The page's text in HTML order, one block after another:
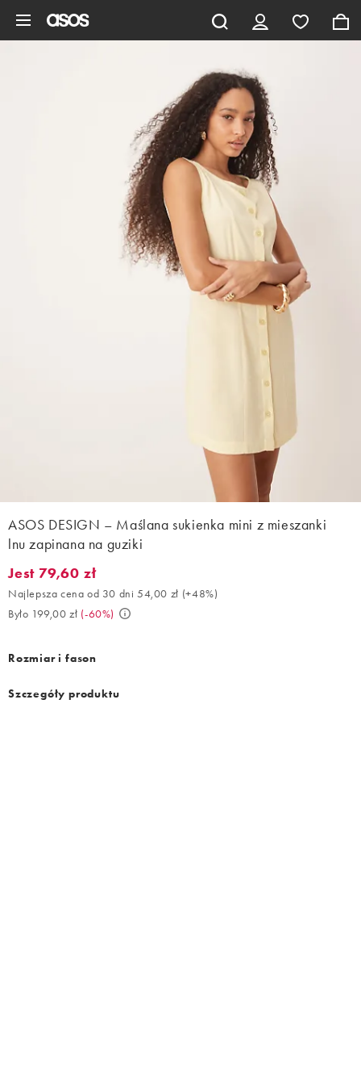
ASOS DESIGN – Maślana sukienka mini z mieszanki
lnu zapinana na guziki
Jest 79,60 zł. Najlepsza cena od 30 dni 54,00 zł (+48%). Było
Jest 79,60 zł
Najlepsza cena od 30 dni 54,00 zł (+48%)
Było 199,00 zł (-60%)
Rozmiar i fason
Szczegóły produktu